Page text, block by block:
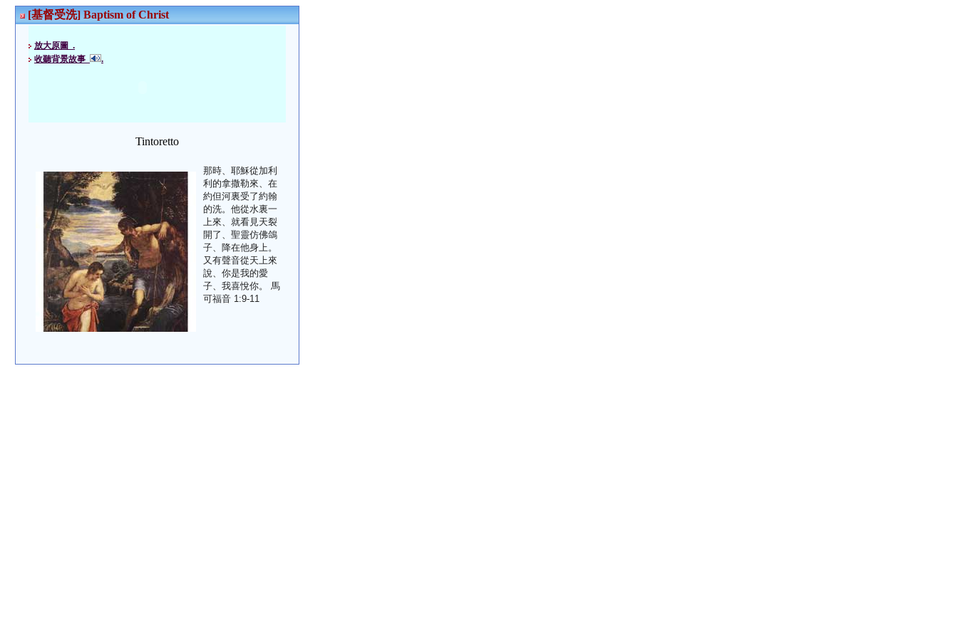
[基督受洗] Baptism of Christ
放大原圖 .
收聽背景故事
.
Tintoretto
那時、耶穌從加利
利的拿撒勒來、在
約但河裏受了約翰
的洗。他從水裏一
上來、就看見天裂
開了、聖靈仿佛鴿
子、降在他身上。
又有聲音從天上來
說、你是我的愛
子、我喜悅你。 馬
可福音 1:9-11